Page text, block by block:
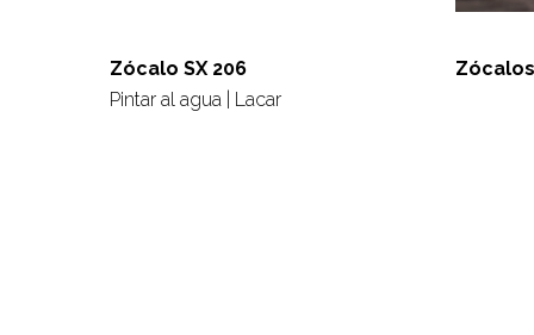
Zócalo SX 206
Pintar al agua | Lacar